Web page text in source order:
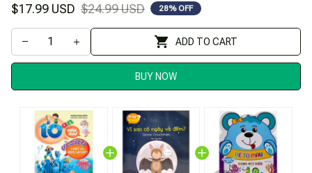
$17.99 USD $24.99 USD 28% OFF
ADD TO CART
BUY NOW